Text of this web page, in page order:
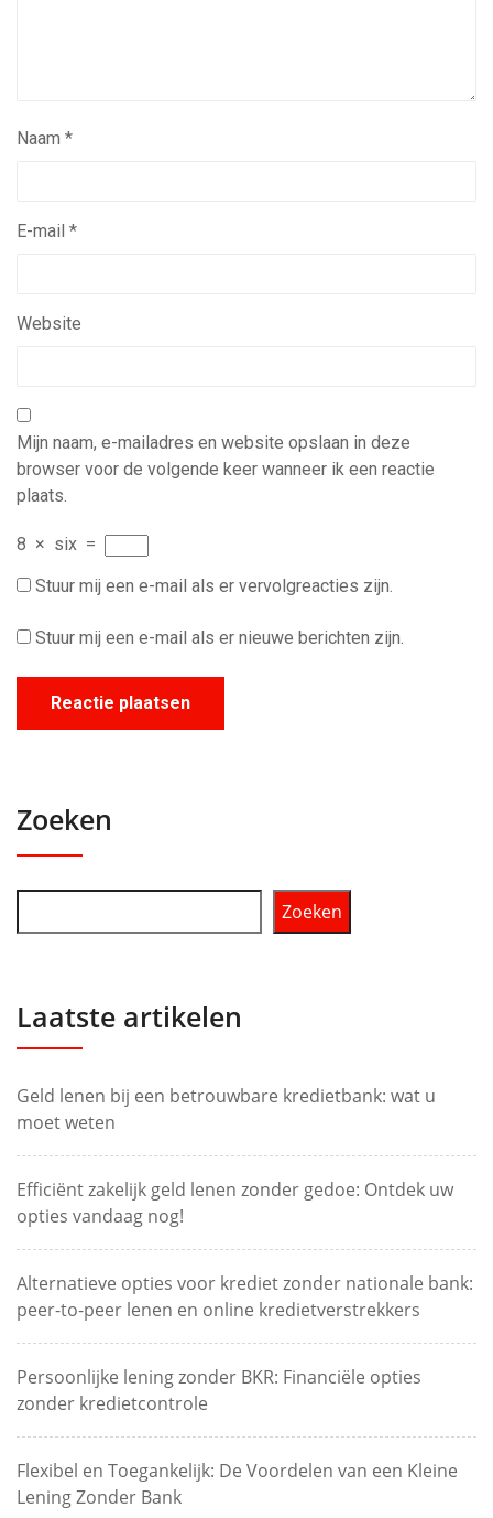
Naam *
E-mail *
Website
Mijn naam, e-mailadres en website opslaan in deze
browser voor de volgende keer wanneer ik een reactie
plaats.
8 × six =
Stuur mij een e-mail als er vervolgreacties zijn.
Stuur mij een e-mail als er nieuwe berichten zijn.
Zoeken
Zoeken
Laatste artikelen
Geld lenen bij een betrouwbare kredietbank: wat u
moet weten
Efficiënt zakelijk geld lenen zonder gedoe: Ontdek uw
opties vandaag nog!
Alternatieve opties voor krediet zonder nationale bank:
peer-to-peer lenen en online kredietverstrekkers
Persoonlijke lening zonder BKR: Financiële opties
zonder kredietcontrole
Flexibel en Toegankelijk: De Voordelen van een Kleine
Lening Zonder Bank